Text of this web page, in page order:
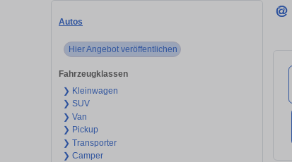
Autos
Hier Angebot veröffentlichen
Fahrzeugklassen
❯ Kleinwagen
❯ SUV
❯ Van
❯ Pickup
❯ Transporter
❯ Camper